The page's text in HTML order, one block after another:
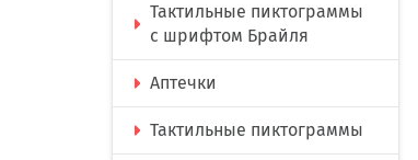
Тактильные пиктограммы
с шрифтом Брайля
Аптечки
Тактильные пиктограммы